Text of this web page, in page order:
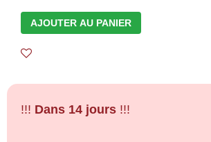
AJOUTER AU PANIER
!!! Dans 14 jours !!!